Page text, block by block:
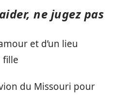
ne jugez pas
et d’un lieu
fille
du Missouri pour